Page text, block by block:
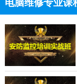
电脑维修专业课
点击免费咨询电